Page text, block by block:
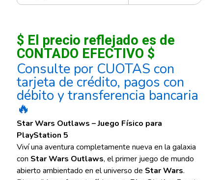
$ El precio reflejado es de
CONTADO EFECTIVO $
Consulte por CUOTAS con
tarjeta de crédito, pagos con
débito y transferencia bancaria
🔥
Star Wars Outlaws – Juego Físico para
PlayStation 5
Viví una aventura completamente nueva en la galaxia
con Star Wars Outlaws, el primer juego de mundo
abierto ambientado en el universo de Star Wars.